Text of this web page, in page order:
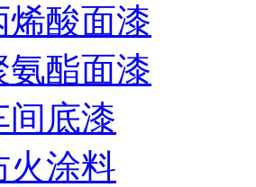
烯酸面漆
氨酯面漆
间底漆
火涂料